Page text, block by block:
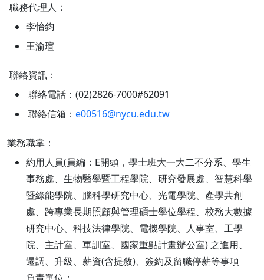
職務代理人：
李怡鈞
王渝瑄
聯絡資訊：
聯絡電話：(02)2826-7000#62091
聯絡信箱： e00516@nycu.edu.tw
業務職掌：
約用人員(員編：E開頭，學士班大一大二不分系、學生
事務處、生物醫學暨工程學院、研究發展處、智慧科學
暨綠能學院、腦科學研究中心、光電學院、產學共創
處、跨專業長期照顧與管理碩士學位學程、校務大數據
研究中心、科技法律學院、電機學院、人事室、工學
院、主計室、軍訓室、國家重點計畫辦公室) 之進用、
遷調、升級、薪資(含提敘)、簽約及留職停薪等事項